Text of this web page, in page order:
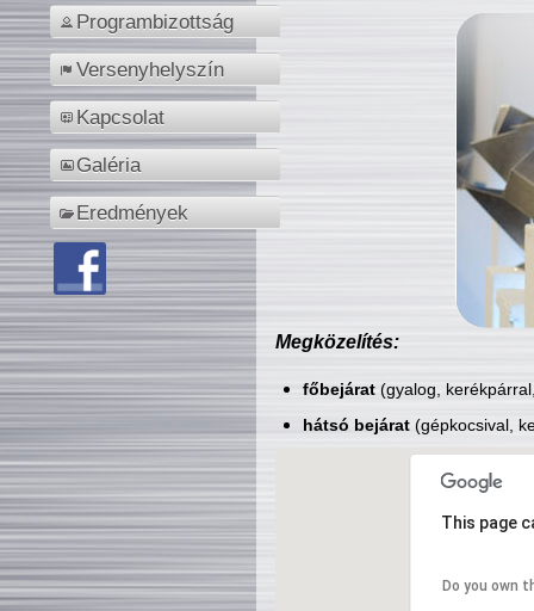
Programbizottság
Versenyhelyszín
Kapcsolat
Galéria
Eredmények
Megközelítés:
főbejárat(gyalog,
hátsó bejárat(gépkocsival,
This page
Do you own